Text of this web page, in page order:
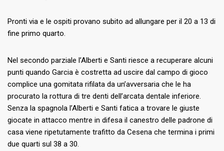
Pronti via e le ospiti provano subito ad allungare per il 20 a 13 di
fine primo quarto.
Nel secondo parziale l’Alberti e Santi riesce a recuperare alcuni
punti quando Garcia è costretta ad uscire dal campo di gioco
complice una gomitata rifilata da un’avversaria che le ha
procurato la rottura di tre denti dell’arcata dentale inferiore.
Senza la spagnola l’Alberti e Santi fatica a trovare le giuste
giocate in attacco mentre in difesa il canestro delle padrone di
casa viene ripetutamente trafitto da Cesena che termina i primi
due quarti sul 38 a 30.